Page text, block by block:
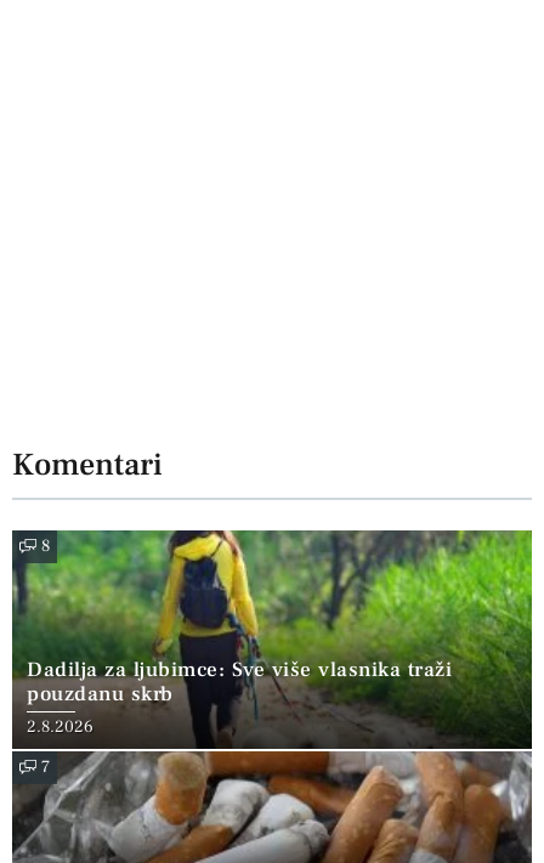
Komentari
8
Dadilja za ljubimce: Sve više vlasnika traži
pouzdanu skrb
2.8.2026
7